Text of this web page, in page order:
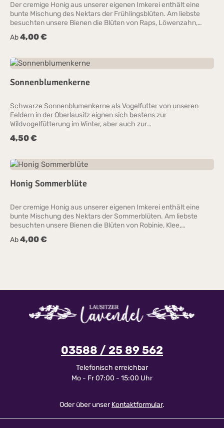
Der cremige Honig aus unserer eigenen Imkerei enthält eine
bunte Mischung des Nektars der Frühlingsblüten. Am liebste
besuchten unsere Bienen die Blüten von Raps, Löwenzahn,
Obstblüte, Flieder, Weide und Ahorn.
Regulärer Preis:
Ab4,00 €
Sonnenblumenkerne
Schwarze Sonnenblumenkerne als Vogelfutter von unseren
Feldern in der Oberlausitz eignen sich bestens zur
Wildvogelfütterung im Winter, aber auch zur
Ganzfahresfütterung oder für Tauben. Trocken lagern.
Regulärer Preis:
4,50 €
Honig Sommerblüte
Der cremige Honig aus unserer eigenen Imkerei enthält eine
bunte Mischung des Nektars der Sommerblüten. Am liebste
besuchten unsere Bienen die Blüten von Robinie, Klee,
Kornblume, Kastanie, Mohn und Ginster.
Regulärer Preis:
Ab4,00 €
03588 / 25 89 562
Telefonisch erreichbar
Mo - Fr 07:00 - 15:00 Uhr
Oder über unserKontaktformular.